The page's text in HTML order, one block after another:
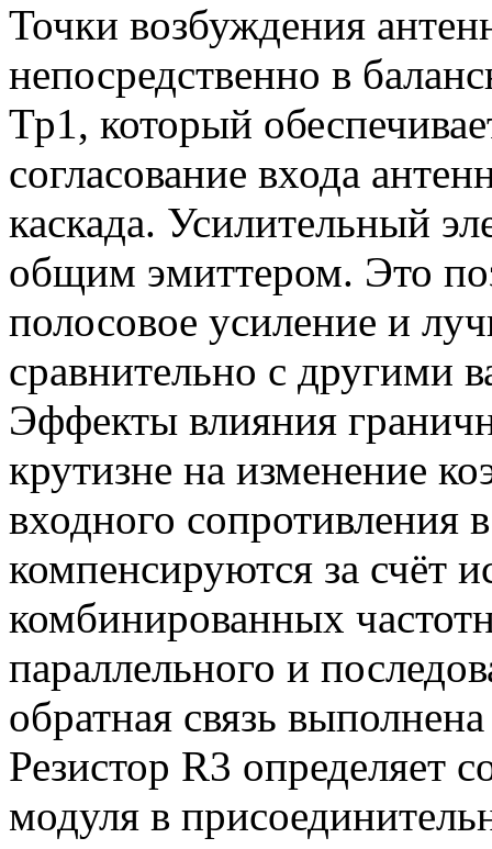
Точки возбуждения
непосредственно в
Тр1, который
согласование входа
каскада. Усилительный
общим эмиттером. Это
полосовое усиление и
сравнительно с другими
Эффекты влияния
крутизне на изменение
входного сопротивления
компенсируются за счёт
комбинированных
параллельного и
обратная связь
Резистор R3 определяет
модуля в